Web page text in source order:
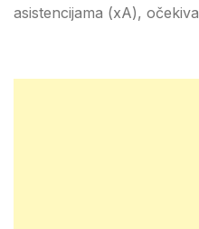
asistencijama (xA),